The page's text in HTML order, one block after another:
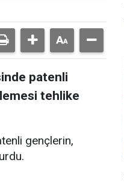
patenli
tehlike
gençlerin,